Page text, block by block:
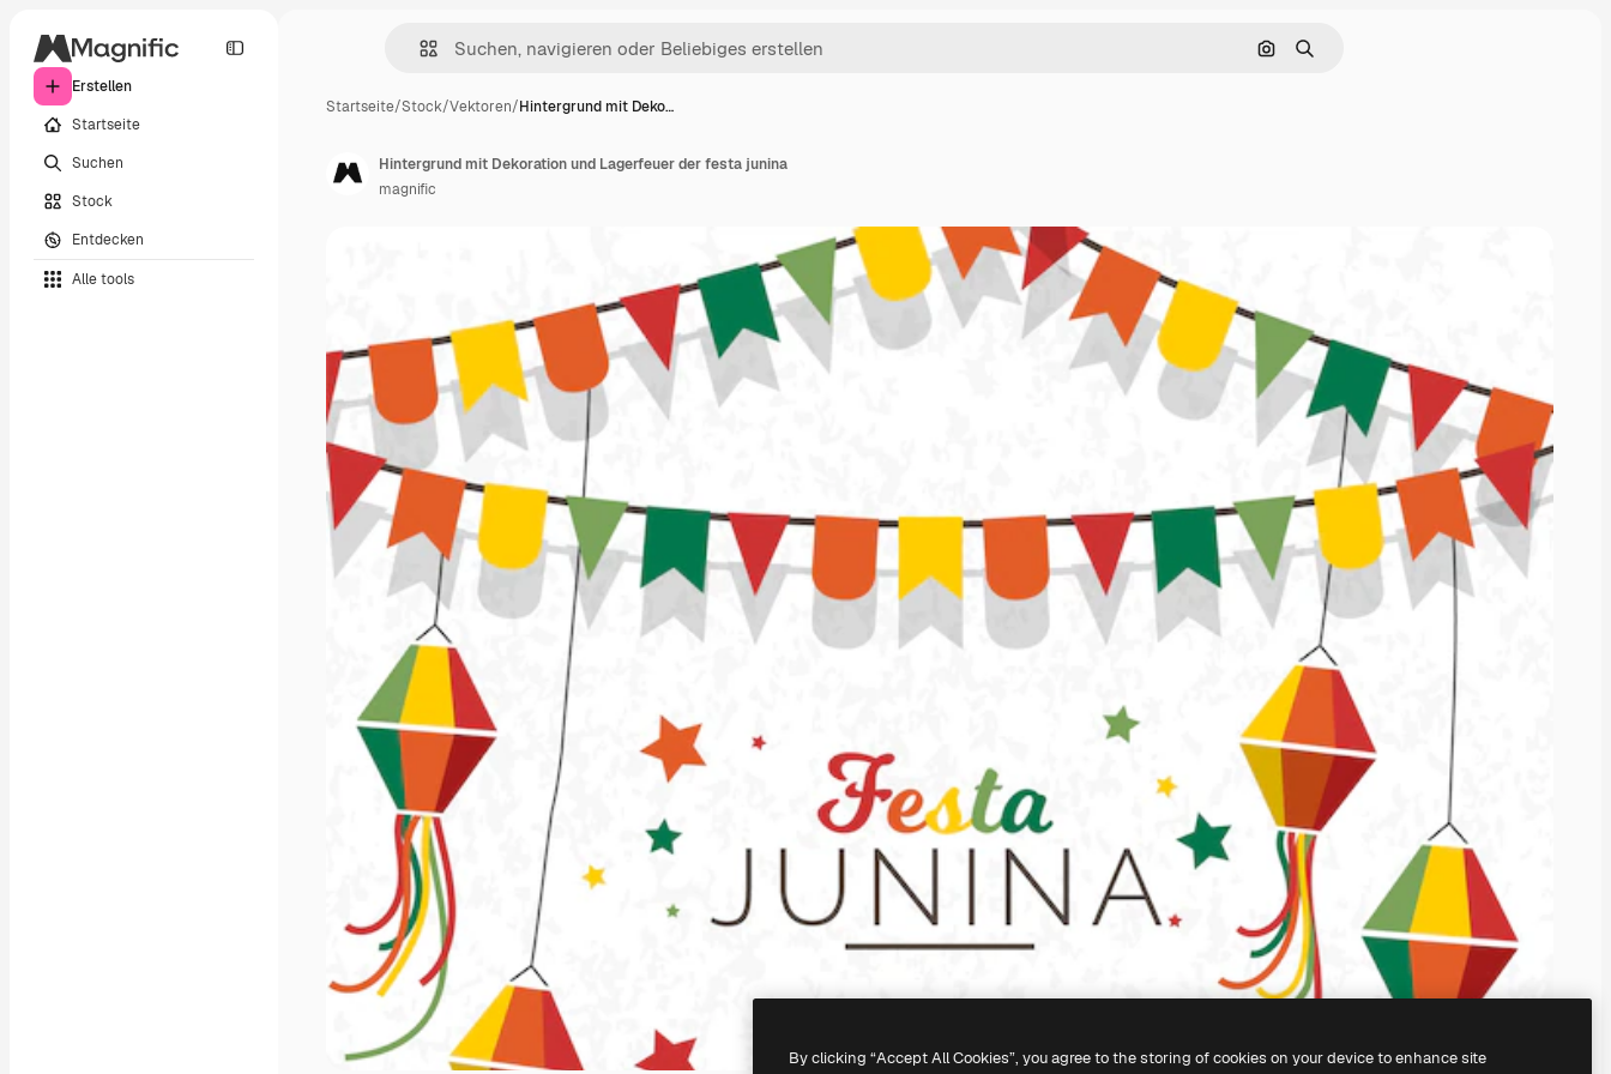
Erstellen
Startseite
Suchen
Stock
Entdecken
Alle tools
Nach Bild suchen
Suchen
Startseite/Stock/Vektoren/Hintergrund mit Deko…
Hintergrund mit Dekoration und Lagerfeuer der festa junina
magnific
By clicking “Accept All Cookies”, you agree to the storing of cookies on your device to enhance site